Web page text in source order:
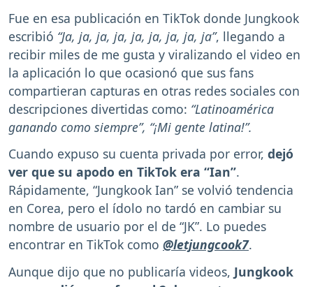
Fue en esa publicación en TikTok donde Jungkook
escribió “Ja, ja, ja, ja, ja, ja, ja, ja, ja”, llegando a
recibir miles de me gusta y viralizando el video en
la aplicación lo que ocasionó que sus fans
compartieran capturas en otras redes sociales con
descripciones divertidas como: “Latinoamérica
ganando como siempre”, “¡Mi gente latina!”.
Cuando expuso su cuenta privada por error, dejó
ver que su apodo en TikTok era “Ian”.
Rápidamente, “Jungkook Ian” se volvió tendencia
en Corea, pero el ídolo no tardó en cambiar su
nombre de usuario por el de “JK”. Lo puedes
encontrar en TikTok como @letjungcook7.
Aunque dijo que no publicaría videos, Jungkook